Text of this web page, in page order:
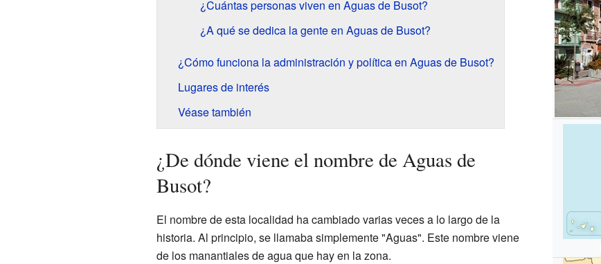
¿Cuántas personas viven en Aguas de Busot?
¿A qué se dedica la gente en Aguas de Busot?
¿Cómo funciona la administración y política en Aguas de Busot?
Lugares de interés
Véase también
¿De dónde viene el nombre de Aguas de
Busot?
El nombre de esta localidad ha cambiado varias veces a lo largo de la
historia. Al principio, se llamaba simplemente "Aguas". Este nombre viene
de los manantiales de agua que hay en la zona.